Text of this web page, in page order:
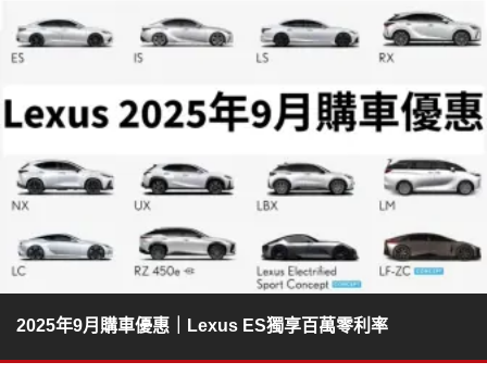
2025年9月購車優惠｜Lexus ES獨享百萬零利率